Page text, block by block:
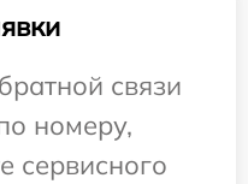
связи
номеру,
сервисного